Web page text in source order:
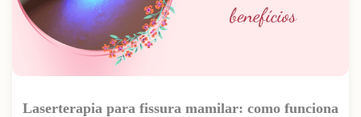
Laserterapia para fissura mamilar: como funciona